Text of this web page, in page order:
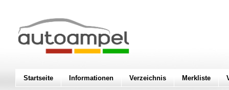
Startseite Informationen Verzeichnis Merkliste